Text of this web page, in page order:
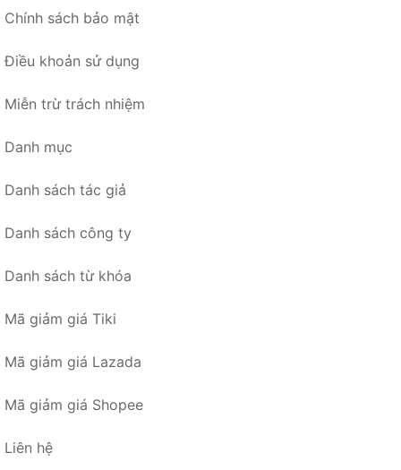
Chính sách bảo mật
Điều khoản sử dụng
Miễn trừ trách nhiệm
Danh mục
Danh sách tác giả
Danh sách công ty
Danh sách từ khóa
Mã giảm giá Tiki
Mã giảm giá Lazada
Mã giảm giá Shopee
Liên hệ